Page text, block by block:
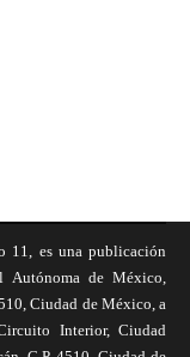
11, es una publicación
Autónoma de México,
Ciudad de México, a
Interior, Ciudad